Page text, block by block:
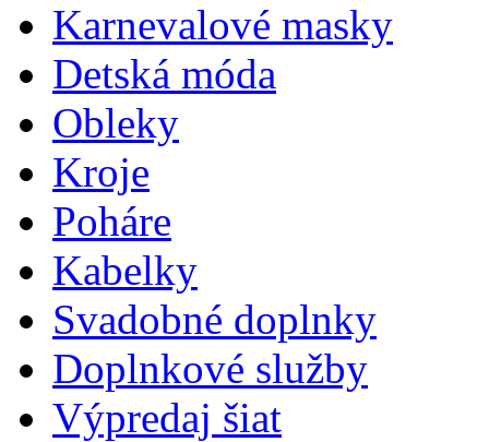
Karnevalové masky
Detská móda
Obleky
Kroje
Poháre
Kabelky
Svadobné doplnky
Doplnkové služby
Výpredaj šiat